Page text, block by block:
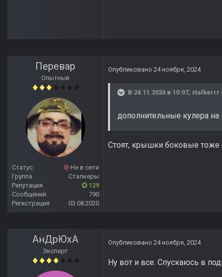
Перевар
Опытный
Статус
Не в сети
Группа
Сталкеры
Репутация
129
Сообщений
790
Регистрация
03.08.2020
Опубликовано 24 ноября, 2024
В 24.11.2024 в 10:07, stalkerrr
дополнительные кулера
Стоят, крышки боковые тоже
АнДрЮхА
Эксперт
Опубликовано 24 ноября, 2024
Ну вот и все. Спускаюсь в